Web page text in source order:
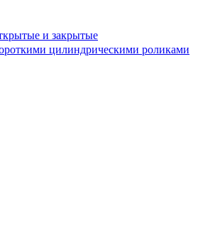
и закрытые
цилиндрическими роликами